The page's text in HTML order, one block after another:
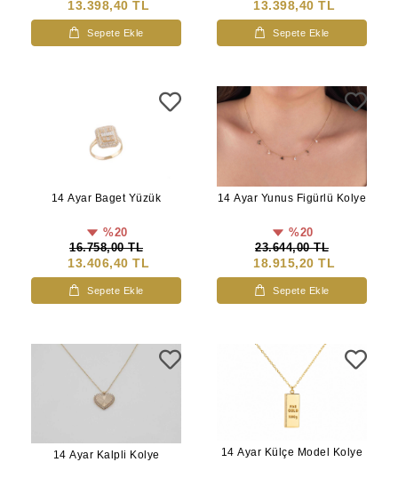
13.398,40 TL
Sepete Ekle
13.398,40 TL
Sepete Ekle
14 Ayar Baget Yüzük
%20
16.758,00 TL
13.406,40 TL
Sepete Ekle
14 Ayar Yunus Figürlü Kolye
%20
23.644,00 TL
18.915,20 TL
Sepete Ekle
14 Ayar Kalpli Kolye 14 Ayar Külçe Model Kolye